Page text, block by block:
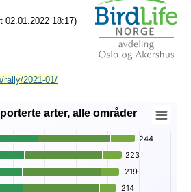
02.01.2022 18:17)
rally/2021-01/
arter, alle områder
10 rapporterte arter, alle områder
displaying Art.
displaying . Data ranges from 47 to
arter, alle områder
244
244
223
223
219
219
214
214